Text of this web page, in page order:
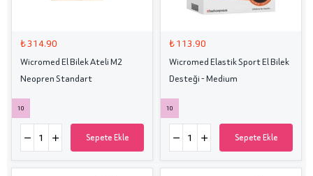
₺ 314.90
Wicromed El Bilek Ateli M2
Neopren Standart
10
Sepete Ekle
₺ 113.90
Wicromed Elastik Sport El Bilek
Desteği - Medium
10
Sepete Ekle